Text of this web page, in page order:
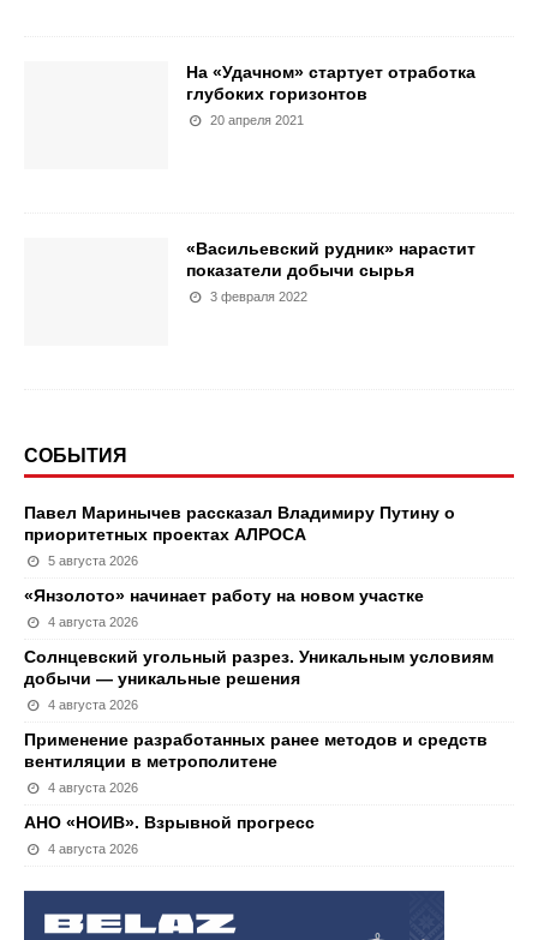
На «Удачном» стартует отработка
глубоких горизонтов
20 апреля 2021
«Васильевский рудник» нарастит
показатели добычи сырья
3 февраля 2022
СОБЫТИЯ
Павел Маринычев рассказал Владимиру Путину о
приоритетных проектах АЛРОСА
5 августа 2026
«Янзолото» начинает работу на новом участке
4 августа 2026
Солнцевский угольный разрез. Уникальным условиям
добычи — уникальные решения
4 августа 2026
Применение разработанных ранее методов и средств
вентиляции в метрополитене
4 августа 2026
АНО «НОИВ». Взрывной прогресс
4 августа 2026